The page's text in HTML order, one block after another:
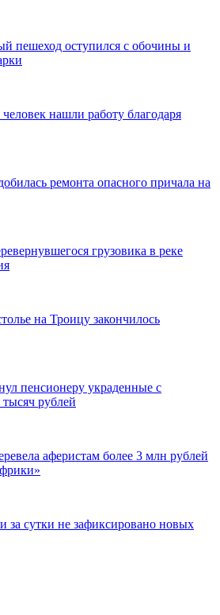
пешеход оступился с обочины и
нашли работу благодаря
ремонта опасного причала на
грузовика в реке
на Троицу закончилось
пенсионеру украденные с
тысяч рублей
аферистам более 3 млн рублей
за сутки не зафиксировано новых